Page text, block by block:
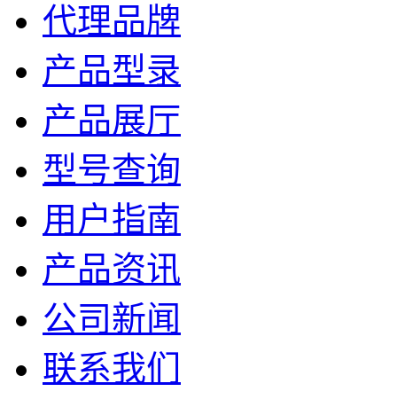
代理品牌
产品型录
产品展厅
型号查询
用户指南
产品资讯
公司新闻
联系我们